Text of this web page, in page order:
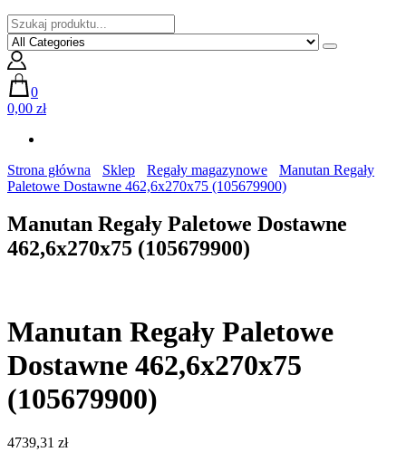
0
0,00 zł
Strona główna Sklep Regały magazynowe
Manutan Regały
Paletowe Dostawne 462,6x270x75 (105679900)
Manutan Regały Paletowe Dostawne
462,6x270x75 (105679900)
Manutan Regały Paletowe
Dostawne 462,6x270x75
(105679900)
4739,31 zł